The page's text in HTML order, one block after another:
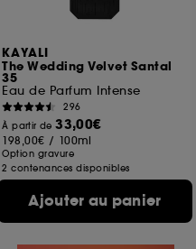
KAYALI
The Wedding Velvet Santal
35
Eau de Parfum Intense
296
À partir de33,00€
198,00€ / 100ml
Option gravure
2 contenances disponibles
Ajouter au panier